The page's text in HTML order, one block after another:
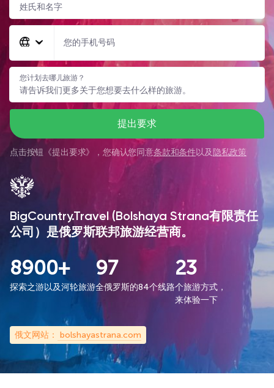
您的手机号码
您计划去哪儿旅游？
提出要求
点击按钮《提出要求》，您确认您同意条款和条件以及 隐私政策
BigCountry.Travel (Bolshaya Strana有限责任
公司）是俄罗斯联邦旅游经营商。
8900+
探索之游以及河轮旅游
97
全俄罗斯的84个线路
23
个旅游方式，
来体验一下
俄文网站： bolshayastrana.com